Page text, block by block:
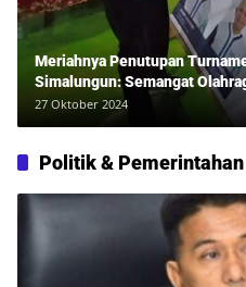
Meriahnya Penutupan
Simalungun: Semangat
Sehat Bersama Erwan Rozadi
27 Oktober 2024
Politik & Pemerintahan